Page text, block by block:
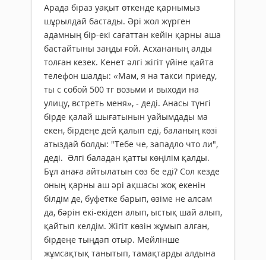
Арада біраз уақыт өткенде қарнымыз
шұрылдай бастады. Әрі жол жүрген
адамның бір-екі сағаттан кейін қарны аша
бастайтыны заңды ғой. Асхананың алды
толған кезек. Кенет әлгі жігіт үйіне қайта
телефон шалды: «Мам, я на такси приеду,
ты с собой 500 тг возьми и выходи на
улицу, встреть меня», - деді. Анасы түнгі
бірде қалай шығатынын уайымдады ма
екен, бірдеңе дей қалып еді, баланың көзі
атыздай болды: "Тебе че, западло что ли",
деді. Әлгі баладан қатты көңілім қалды.
Бұл анаға айтылатын сөз бе еді? Сол кезде
оның қарны аш әрі ақшасы жоқ екенін
білдім де, буфетке барып, өзіме не алсам
да, бәрін екі-екіден алып, ыстық шай алып,
қайтып келдім. Жігіт көзін жұмып алған,
бірдеңе тыңдап отыр. Мейлінше
жұмсақтық танытып, тамақтарды алдына